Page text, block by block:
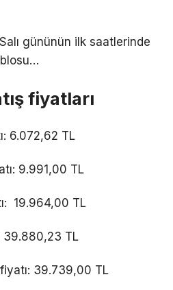
gününün ilk saatlerinde
fiyatları
6.072,62 TL
9.991,00 TL
19.964,00 TL
39.880,23 TL
39.739,00 TL